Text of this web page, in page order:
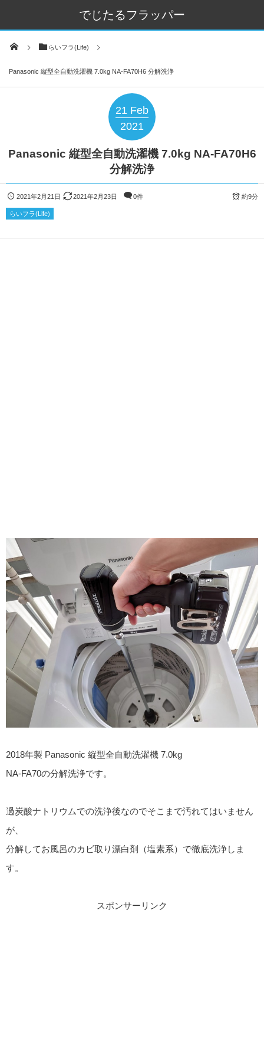
でじたるフラッパー
らいフラ(Life)
Panasonic 縦型全自動洗濯機 7.0kg NA-FA70H6 分解洗浄
21 Feb
2021
Panasonic 縦型全自動洗濯機 7.0kg NA-FA70H6
分解洗浄
2021年2月21日 2021年2月23日 0件 約9分
らいフラ(Life)
2018年製 Panasonic 縦型全自動洗濯機 7.0kg
NA-FA70の分解洗浄です。
過炭酸ナトリウムでの洗浄後なのでそこまで汚れてはいません
が、
分解してお風呂のカビ取り漂白剤（塩素系）で徹底洗浄しま
す。
スポンサーリンク